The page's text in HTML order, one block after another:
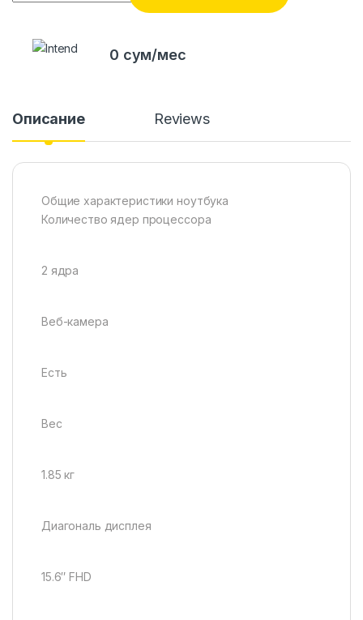
0 сум/мес
Описание Reviews
Общие хaрактеристики ноутбука
Количество ядер процессора
2 ядра
Веб-камера
Есть
Вес
1.85 кг
Диагональ дисплея
15.6″ FHD